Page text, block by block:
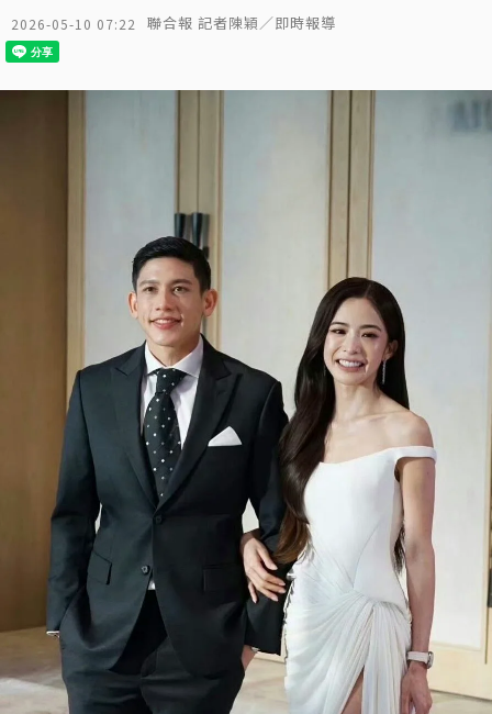
2026-05-10 07:22 聯合報 記者陳穎／即時報導